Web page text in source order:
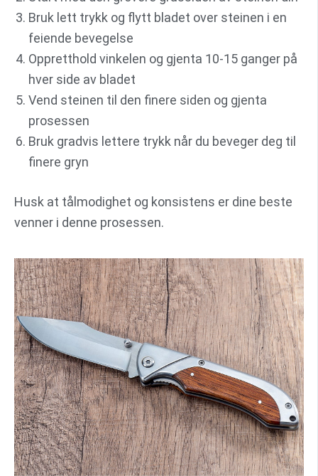
Bruk lett trykk og flytt bladet over steinen i en
feiende bevegelse
Oppretthold vinkelen og gjenta 10-15 ganger på
hver side av bladet
Vend steinen til den finere siden og gjenta
prosessen
Bruk gradvis lettere trykk når du beveger deg til
finere gryn
Husk at tålmodighet og konsistens er dine beste
venner i denne prosessen.